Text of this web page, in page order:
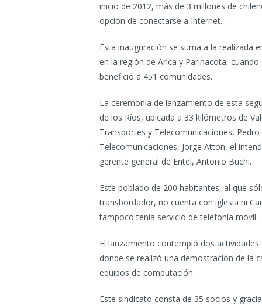
inicio de 2012, más de 3 millones de
opción de conectarse a Internet.
Esta inauguración se suma a la realizada
en la región de Arica y Parinacota,
benefició a 451 comunidades.
La ceremonia de lanzamiento de esta
de los Ríos, ubicada a 33 kilómetros de
Transportes y Telecomunicaciones,
Telecomunicaciones, Jorge Atton, el
gerente general de Entel, Antonio Büchi.
Este poblado de 200 habitantes, al que
transbordador, no cuenta con iglesia ni
tampoco tenía servicio de telefonía móvil.
El lanzamiento contempló dos
donde se realizó una demostración de la
equipos de computación.
Este sindicato consta de 35 socios y